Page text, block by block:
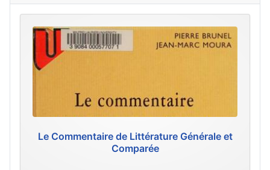
Le Commentaire de Littérature Générale et
Comparée